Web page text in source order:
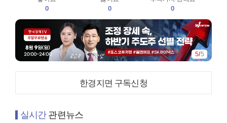
0
0
0
5/5
한경지면 구독신청
실시간관련뉴스